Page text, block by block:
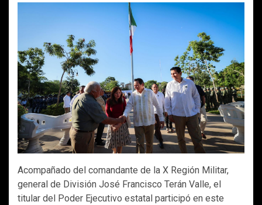
Acompañado del comandante de la X Región Militar,
general de División José Francisco Terán Valle, el
titular del Poder Ejecutivo estatal participó en este